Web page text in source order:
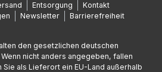
Entsorgung
Kontakt
Newsletter Barrierefreiheit
den gesetzlichen deutschen
nicht anders angegeben, fallen
Sie als Lieferort ein EU-Land außerhalb